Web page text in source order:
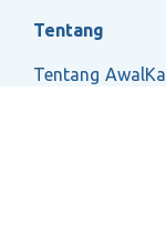
Tentang
Tentang